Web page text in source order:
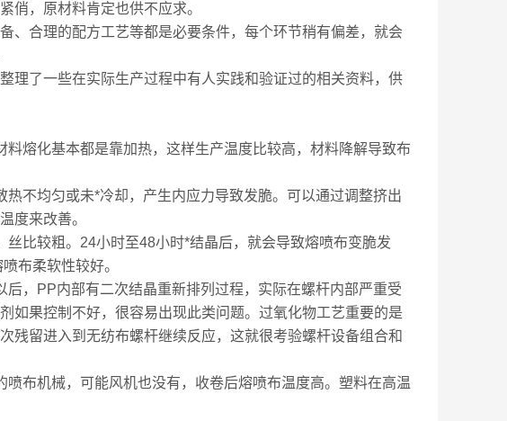
俏，原材料肯定也供不应求。
、合理的配方工艺等都是必要条件，每个环节稍有偏差，就会
理了一些在实际生产过程中有人实践和验证过的相关资料，供
熔化基本都是靠加热，这样生产温度比较高，材料降解导致布
不均匀或未*冷却，产生内应力导致发脆。可以通过调整挤出
度来改善。
比较粗。24小时至48小时*结晶后，就会导致熔喷布变脆发
布柔软性较好。
，PP内部有二次结晶重新排列过程，实际在螺杆内部严重受
如果控制不好，很容易出现此类问题。过氧化物工艺重要的是
残留进入到无纺布螺杆继续反应，这就很考验螺杆设备组合和
布机械，可能风机也没有，收卷后熔喷布温度高。塑料在高温